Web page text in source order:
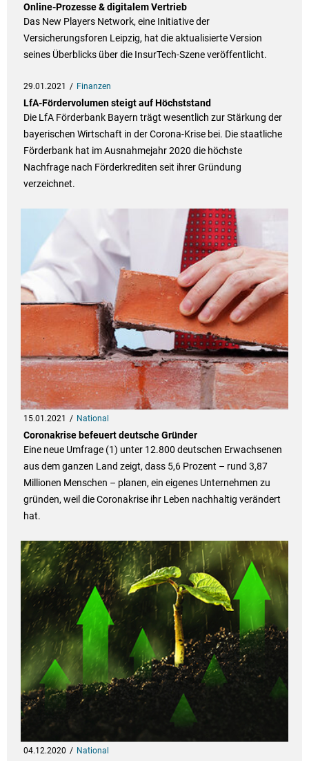
Online-Prozesse & digitalem Vertrieb
Das New Players Network, eine Initiative der
Versicherungsforen Leipzig, hat die aktualisierte Version
seines Überblicks über die InsurTech-Szene veröffentlicht.
29.01.2021 Finanzen
LfA-Fördervolumen steigt auf Höchststand
Die LfA Förderbank Bayern trägt wesentlich zur Stärkung der
bayerischen Wirtschaft in der Corona-Krise bei. Die staatliche
Förderbank hat im Ausnahmejahr 2020 die höchste
Nachfrage nach Förderkrediten seit ihrer Gründung
verzeichnet.
15.01.2021 National
Coronakrise befeuert deutsche Gründer
Eine neue Umfrage (1) unter 12.800 deutschen Erwachsenen
aus dem ganzen Land zeigt, dass 5,6 Prozent – rund 3,87
Millionen Menschen – planen, ein eigenes Unternehmen zu
gründen, weil die Coronakrise ihr Leben nachhaltig verändert
hat.
04.12.2020 National